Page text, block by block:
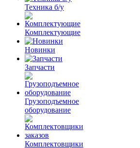
Техника б/у
Комплектующие
Новинки
Запчасти
Грузоподъемное
оборудование
Комплектовщики